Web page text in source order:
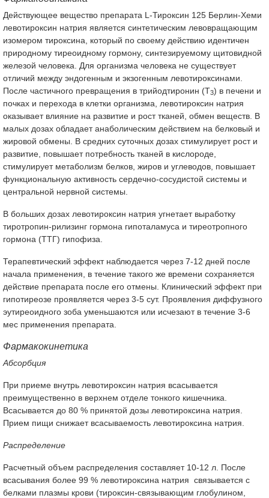
Действующее вещество препарата L-Тироксин 125 Берлин-Хеми
левотироксин натрия является синтетическим левовращающим
изомером тироксина, который по своему действию идентичен
природному тиреоидному гормону, синтезируемому щитовидной
железой человека. Для организма человека не существует
отличий между эндогенным и экзогенным левотироксинами.
После частичного превращения в трийодтиронин (Т3) в печени и
почках и перехода в клетки организма, левотироксин натрия
оказывает влияние на развитие и рост тканей, обмен веществ. В
малых дозах обладает анаболическим действием на белковый и
жировой обмены. В средних суточных дозах стимулирует рост и
развитие, повышает потребность тканей в кислороде,
стимулирует метаболизм белков, жиров и углеводов, повышает
функциональную активность сердечно-сосудистой системы и
центральной нервной системы.
В больших дозах левотироксин натрия угнетает выработку
тиротропин-рилизинг гормона гипоталамуса и тиреотропного
гормона (ТТГ) гипофиза.
Терапевтический эффект наблюдается через 7-12 дней после
начала применения, в течение такого же времени сохраняется
действие препарата после его отмены. Клинический эффект при
гипотиреозе проявляется через 3-5 сут. Проявления диффузного
эутиреоидного зоба уменьшаются или исчезают в течение 3-6
мес применения препарата.
Фармакокинетика
Абсорбция
При приеме внутрь левотироксин натрия всасывается
преимущественно в верхнем отделе тонкого кишечника.
Всасывается до 80 % принятой дозы левотироксина натрия.
Прием пищи снижает всасываемость левотироксина натрия.
Распределение
Расчетный объем распределения составляет 10-12 л. После
всасывания более 99 % левотироксина натрия связывается с
белками плазмы крови (тироксин-связывающим глобулином,